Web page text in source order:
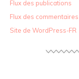
Flux des publications
Flux des commentaires
Site de WordPress-FR